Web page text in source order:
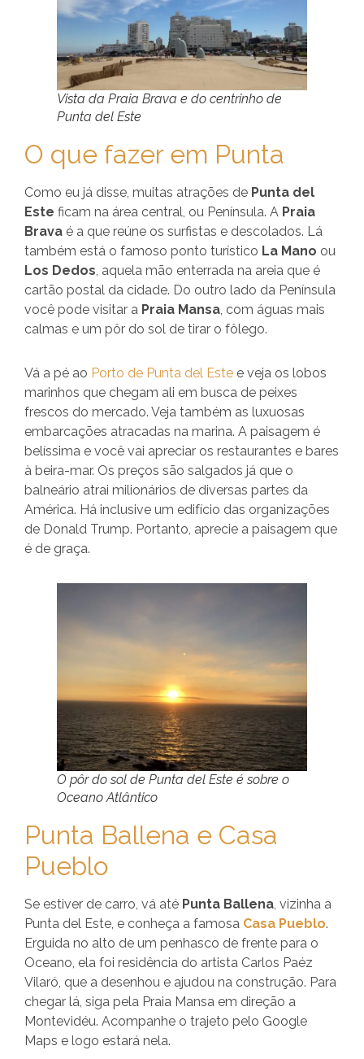
Vista da Praia Brava e do centrinho de
Punta del Este
O que fazer em Punta
Como eu já disse, muitas atrações de Punta del
Este ficam na área central, ou Península. A Praia
Brava é a que reúne os surfistas e descolados. Lá
também está o famoso ponto turístico La Mano ou
Los Dedos , aquela mão enterrada na areia que é
cartão postal da cidade. Do outro lado da Península
você pode visitar a Praia Mansa , com águas mais
calmas e um pôr do sol de tirar o fôlego.
Vá a pé ao Porto de Punta del Este e veja os lobos
marinhos que chegam ali em busca de peixes
frescos do mercado. Veja também as luxuosas
embarcações atracadas na marina. A paisagem é
belíssima e você vai apreciar os restaurantes e bares
à beira-mar. Os preços são salgados já que o
balneário atrai milionários de diversas partes da
América. Há inclusive um edifício das organizações
de Donald Trump. Portanto, aprecie a paisagem que
é de graça.
O pôr do sol de Punta del Este é sobre o
Oceano Atlântico
Punta Ballena e Casa
Pueblo
Se estiver de carro, vá até Punta Ballena , vizinha a
Punta del Este, e conheça a famosa Casa Pueblo.
Erguida no alto de um penhasco de frente para o
Oceano, ela foi residência do artista Carlos Paéz
Vilaró, que a desenhou e ajudou na construção. Para
chegar lá, siga pela Praia Mansa em direção a
Montevidéu. Acompanhe o trajeto pelo Google
Maps e logo estará nela.